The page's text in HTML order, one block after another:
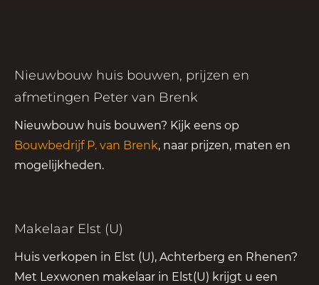
Nieuwbouw huis bouwen, prijzen en
afmetingen Peter van Brenk
Nieuwbouw huis bouwen? Kijk eens op
Bouwbedrijf P. van Brenk, naar prijzen, maten en
mogelijkheden.
Makelaar Elst (U)
Huis verkopen in Elst (U), Achterberg en Rhenen?
Met Lexwonen makelaar in Elst(U) krijgt u een